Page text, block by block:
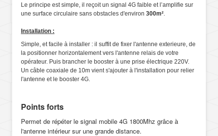
Le principe est simple, il reçoit un signal 4G faible et l’amplifie sur
une surface circulaire sans obstacles d'environ 300m²
Installation :
Simple, et facile à installer : il suffit de fixer l'antenne exterieure, de
la positionner horizontalement vers l'antenne relais de votre
opérateur. Puis brancher le booster à une prise électrique 220V.
Un câble coaxiale de 10m vient s'ajouter à l'installation pour relier
l'antenne et le booster 4G.
Points forts
Permet de répéter le signal mobile 4G 1800Mhz grâce à
l'antenne intérieur sur une grande distance.